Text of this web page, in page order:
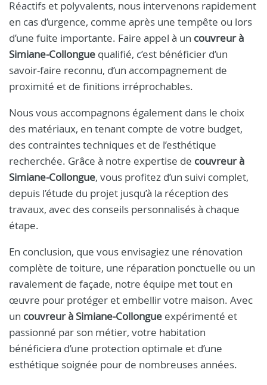
Réactifs et polyvalents, nous intervenons rapidement
en cas d’urgence, comme après une tempête ou lors
d’une fuite importante. Faire appel à un couvreur à
Simiane-Collongue qualifié, c’est bénéficier d’un
savoir-faire reconnu, d’un accompagnement de
proximité et de finitions irréprochables.
Nous vous accompagnons également dans le choix
des matériaux, en tenant compte de votre budget,
des contraintes techniques et de l’esthétique
recherchée. Grâce à notre expertise de couvreur à
Simiane-Collongue, vous profitez d’un suivi complet,
depuis l’étude du projet jusqu’à la réception des
travaux, avec des conseils personnalisés à chaque
étape.
En conclusion, que vous envisagiez une rénovation
complète de toiture, une réparation ponctuelle ou un
ravalement de façade, notre équipe met tout en
œuvre pour protéger et embellir votre maison. Avec
un couvreur à Simiane-Collongue expérimenté et
passionné par son métier, votre habitation
bénéficiera d’une protection optimale et d’une
esthétique soignée pour de nombreuses années.